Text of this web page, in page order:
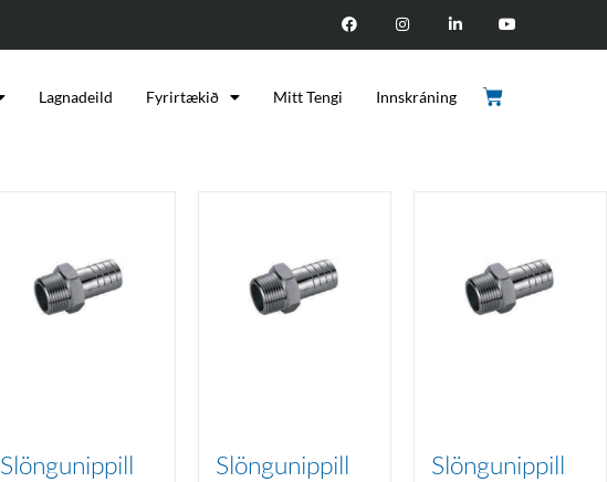
Lagnadeild Fyrirtækið Mitt Tengi Innskráning
Slöngunippill
Slöngunippill
Slöngunippill